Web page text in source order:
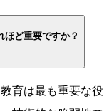
ほど重要ですか？
育は最も重要な役